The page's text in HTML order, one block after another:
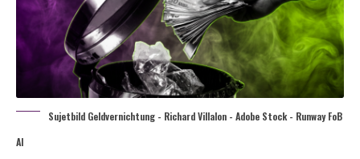
Sujetbild Geldvernichtung - Richard Villalon - Adobe Stock - Runway FoB
AI